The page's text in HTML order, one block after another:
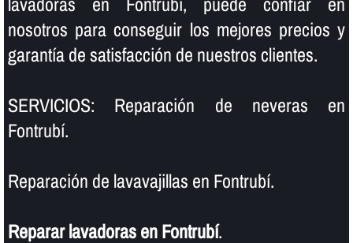
nosotros para conseguir los mejores precios y
garantí­a de satisfacción de nuestros clientes.
SERVICIOS: Reparación de neveras en
Fontrubí.
Reparación de lavavajillas en Fontrubí.
Reparar lavadoras en Fontrubí.